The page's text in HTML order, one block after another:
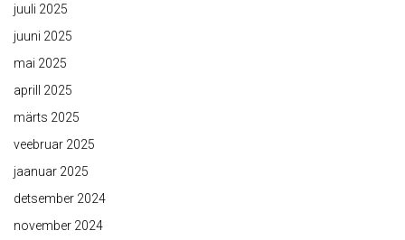
juuli 2025
juuni 2025
mai 2025
aprill 2025
märts 2025
veebruar 2025
jaanuar 2025
detsember 2024
november 2024